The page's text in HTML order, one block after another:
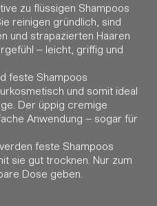
zu flüssigen Shampoos
reinigen gründlich, sind
und strapazierten Haaren
– leicht, griffig und
feste Shampoos
und somit ideal
Der üppig cremige
Anwendung – sogar für
feste Shampoos
sie gut trocknen. Nur zum
Dose geben.